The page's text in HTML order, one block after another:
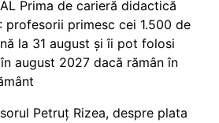
Prima de carieră didactică
profesorii primesc cei 1.500 de
la 31 august și îi pot folosi
august 2027 dacă rămân în
Petruț Rizea, despre plata